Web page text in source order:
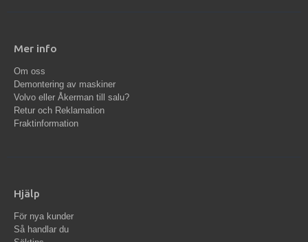
Mer info
Om oss
Demontering av maskiner
Volvo eller Åkerman till salu?
Retur och Reklamation
Fraktinformation
Hjälp
För nya kunder
Så handlar du